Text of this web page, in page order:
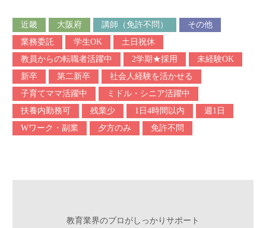
近畿 大阪府 講師（免許不問）
その他
業務委託
学生OK
土日祝休
教員からの転職者活躍中
2学期★採用
未経験OK
新卒
第二新卒
社会人経験を活かせる
子育てママ活躍中
ミドル・シニア活躍中
扶養内勤務可
残業少 1日4時間以内
週1日
Wワーク・副業
夕方のみ 免許不問
教育業界のプロがしっかりサポート